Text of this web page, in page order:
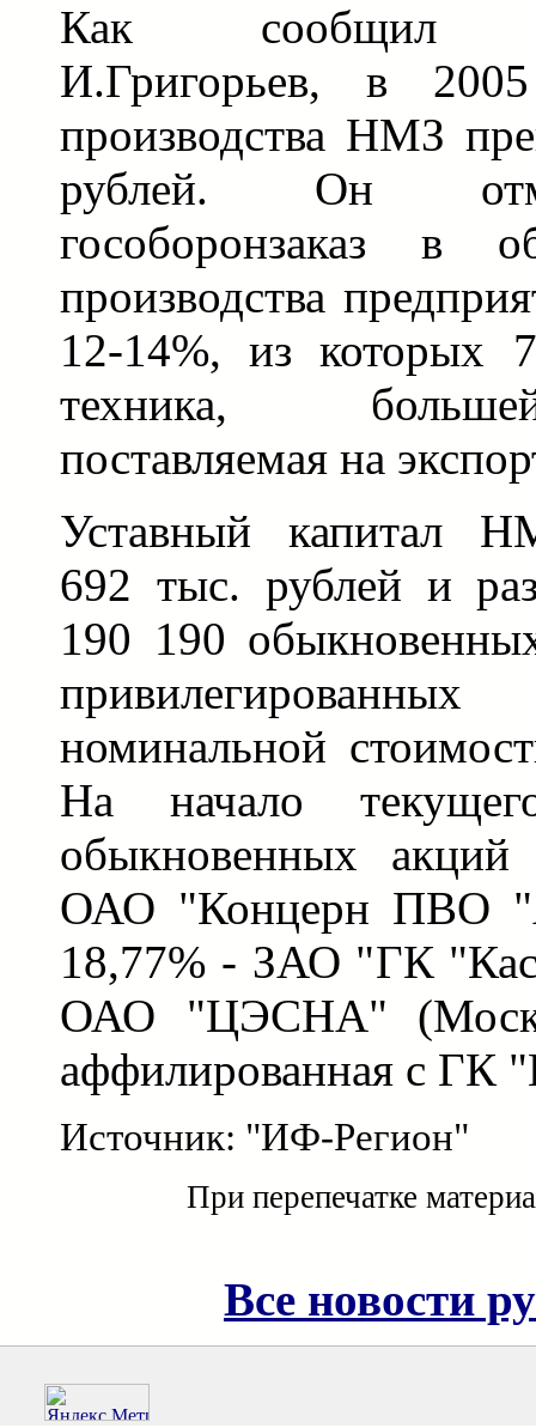
Как сообщил
И.Григорьев, в
производства НМЗ
рублей. Он
гособоронзаказ в
производства
12-14%, из которых
техника,
поставляемая на
Уставный капитал
692 тыс. рублей и
190 190
номинальной
На начало
обыкновенных акций
ОАО "Концерн ПВО
18,77% - ЗАО "ГК
ОАО "ЦЭСНА"
аффилированная с ГК
Источник: "ИФ-Регион"
При перепечатке
Все новости